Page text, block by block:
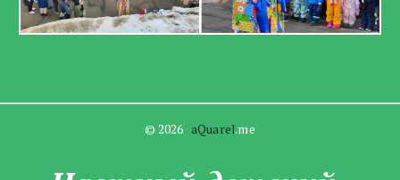
© 2026 aQuarel.me